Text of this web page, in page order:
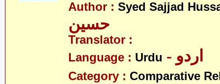
Author : Syed Sajjad
حسین
Translator :
Language : Urdu - اردو
Category : Comparative